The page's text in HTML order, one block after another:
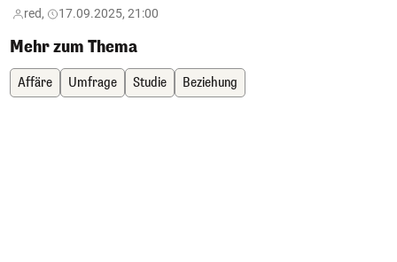
red, 17.09.2025, 21:00
Mehr zum Thema
Affäre Umfrage Studie Beziehung